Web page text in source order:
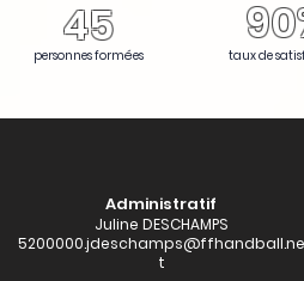
45
personnes formées taux de
Administratif
Juline DESCHAMPS
5200000.jdeschamps@ffhandball.ne
t